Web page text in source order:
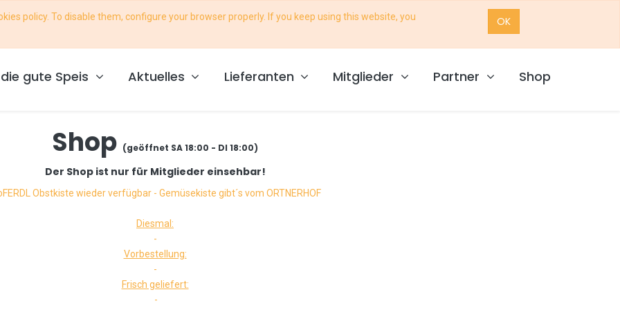
policy. To disable them, configure your browser properly. If you keep using this website, you
OK
osttirol.at
die gute Speis Aktuelles Lieferanten Mitglieder Partner Shop
Shop (geöffnet SA 18:00 - DI 18:00)
Der Shop ist nur für Mitglieder einsehbar!
Obstkiste wieder verfügbar - Gemüsekiste gibt´s vom ORTNERHOF
Diesmal:
-
Vorbestellung:
-
Frisch geliefert:
-